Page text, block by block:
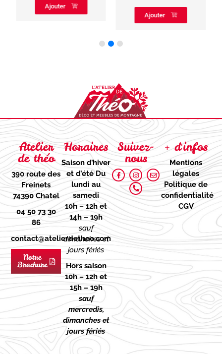
Ajouter
Ajouter
Atelier
de théo
390 route des
Freinets
74390 Chatel
04 50 73 30
86
contact@atelierdetheo.com
Notre
Brochure
Horaires
Saison d’hiver
et d’étéDu
lundi au
samedi
10h – 12h et
14h – 19h
sauf
dimanches et
jours fériés
Hors saison
10h – 12h et
15h – 19h
sauf
mercredis,
dimanches et
jours fériés
Suivez-
nous
+ d'infos
Mentions
légales
Politique de
confidentialité
CGV